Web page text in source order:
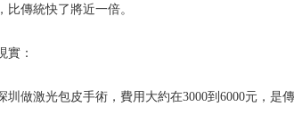
比傳統快了將近一倍。
實：
圳做激光包皮手術，費用大約在3000到6000元，是